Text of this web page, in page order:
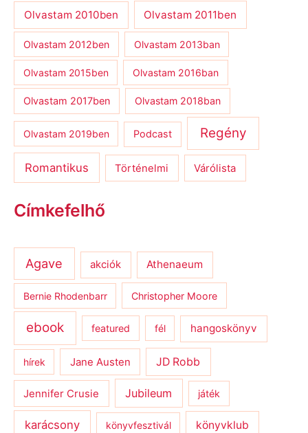
Olvastam 2010ben Olvastam 2011ben
Olvastam 2012ben Olvastam 2013ban
Olvastam 2015ben Olvastam 2016ban
Olvastam 2017ben Olvastam 2018ban
Olvastam 2019ben Podcast Regény
Romantikus Történelmi Várólista
Címkefelhő
Agave akciók Athenaeum
Bernie Rhodenbarr Christopher Moore
ebook featured fél hangoskönyv
hírek Jane Austen JD Robb
Jennifer Crusie Jubileum játék
karácsony könyvfesztivál könyvklub